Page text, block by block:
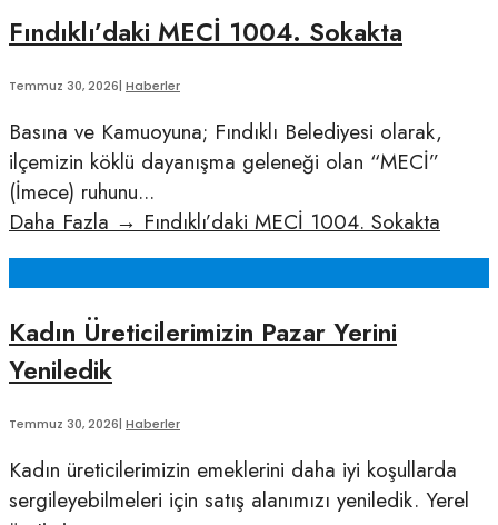
Fındıklı’daki MECİ 1004. Sokakta
Temmuz 30, 2026| Haberler
Basına ve Kamuoyuna; Fındıklı Belediyesi olarak,
ilçemizin köklü dayanışma geleneği olan “MECİ”
(İmece) ruhunu...
Daha Fazla → Fındıklı’daki MECİ 1004. Sokakta
Kadın Üreticilerimizin Pazar Yerini
Yeniledik
Temmuz 30, 2026| Haberler
Kadın üreticilerimizin emeklerini daha iyi koşullarda
sergileyebilmeleri için satış alanımızı yeniledik. Yerel